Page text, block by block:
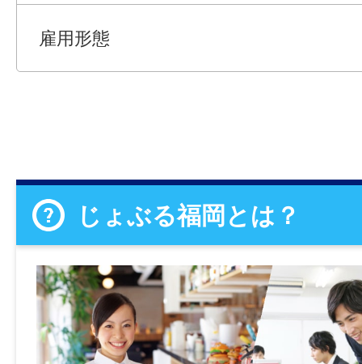
雇用形態
じょぶる福岡とは？